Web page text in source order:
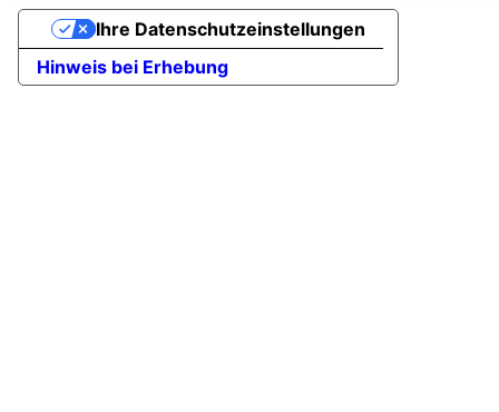
Hinweis bei Erhebung
Ihre Datenschutzeinstellungen